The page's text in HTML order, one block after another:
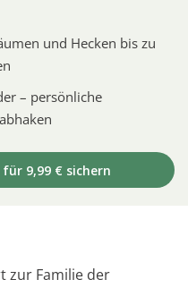
und Hecken bis zu
– persönliche
9,99 € sichern
zur Familie der